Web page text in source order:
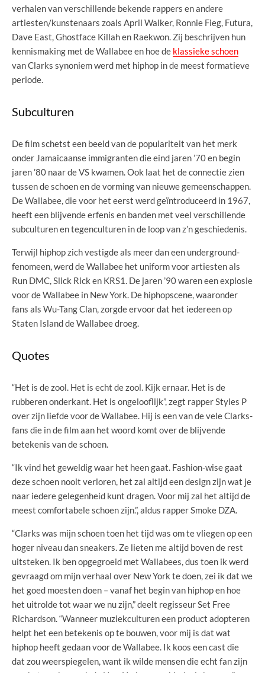
verhalen van verschillende bekende rappers en andere
artiesten/kunstenaars zoals April Walker, Ronnie Fieg, Futura,
Dave East, Ghostface Killah en Raekwon. Zij beschrijven hun
kennismaking met de Wallabee en hoe de klassieke schoen
van Clarks synoniem werd met hiphop in de meest formatieve
periode.
Subculturen
De film schetst een beeld van de populariteit van het merk
onder Jamaicaanse immigranten die eind jaren ’70 en begin
jaren ’80 naar de VS kwamen. Ook laat het de connectie zien
tussen de schoen en de vorming van nieuwe gemeenschappen.
De Wallabee, die voor het eerst werd geïntroduceerd in 1967,
heeft een blijvende erfenis en banden met veel verschillende
subculturen en tegenculturen in de loop van z’n geschiedenis.
Terwijl hiphop zich vestigde als meer dan een underground-
fenomeen, werd de Wallabee het uniform voor artiesten als
Run DMC, Slick Rick en KRS1. De jaren ’90 waren een explosie
voor de Wallabee in New York. De hiphopscene, waaronder
fans als Wu-Tang Clan, zorgde ervoor dat het iedereen op
Staten Island de Wallabee droeg.
Quotes
“Het is de zool. Het is echt de zool. Kijk ernaar. Het is de
rubberen onderkant. Het is ongelooflijk”, zegt rapper Styles P
over zijn liefde voor de Wallabee. Hij is een van de vele Clarks-
fans die in de film aan het woord komt over de blijvende
betekenis van de schoen.
“Ik vind het geweldig waar het heen gaat. Fashion-wise gaat
deze schoen nooit verloren, het zal altijd een design zijn wat je
naar iedere gelegenheid kunt dragen. Voor mij zal het altijd de
meest comfortabele schoen zijn.”, aldus rapper Smoke DZA.
“Clarks was mijn schoen toen het tijd was om te vliegen op een
hoger niveau dan sneakers. Ze lieten me altijd boven de rest
uitsteken. Ik ben opgegroeid met Wallabees, dus toen ik werd
gevraagd om mijn verhaal over New York te doen, zei ik dat we
het goed moesten doen – vanaf het begin van hiphop en hoe
het uitrolde tot waar we nu zijn,” deelt regisseur Set Free
Richardson. “Wanneer muziekculturen een product adopteren
helpt het een betekenis op te bouwen, voor mij is dat wat
hiphop heeft gedaan voor de Wallabee. Ik koos een cast die
dat zou weerspiegelen, want ik wilde mensen die echt fan zijn